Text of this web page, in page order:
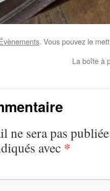
. Vous pouvez le
La boîte à
ne sera pas
avec *